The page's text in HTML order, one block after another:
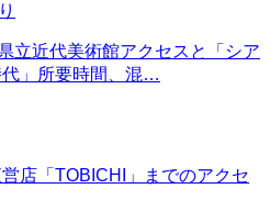
立近代美術館アクセスと「シア
」所要時間、混…
店「TOBICHI」までのアクセ